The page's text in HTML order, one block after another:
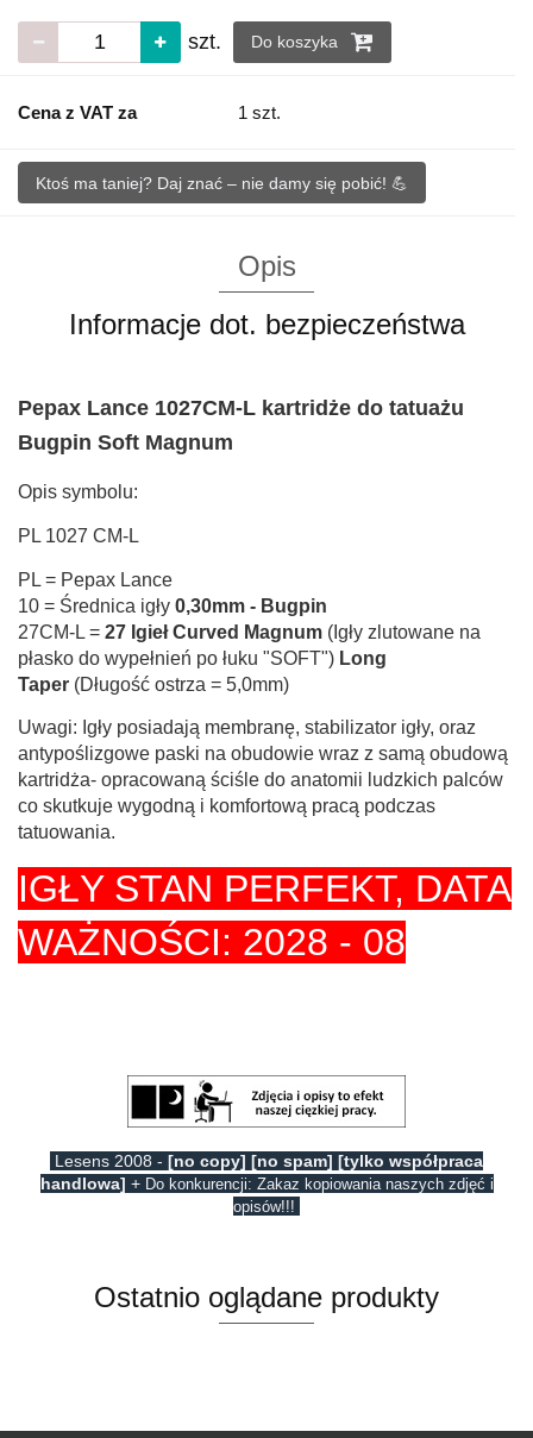
szt. Do koszyka
Cena z VAT za 1 szt.
Ktoś ma taniej? Daj znać – nie damy się pobić! 💪
Opis
Informacje dot. bezpieczeństwa
Pepax Lance 1027CM-L kartridże do tatuażu
Bugpin Soft Magnum
Opis symbolu:
PL 1027 CM-L
PL = Pepax Lance
10 = Średnica igły 0,30mm - Bugpin
27CM-L = 27 Igieł Curved Magnum (Igły zlutowane na
płasko do wypełnień po łuku "SOFT") Long
Taper (Długość ostrza = 5,0mm)
Uwagi: Igły posiadają membranę, stabilizator igły, oraz
antypoślizgowe paski na obudowie wraz z samą obudową
kartridża- opracowaną ściśle do anatomii ludzkich palców
co skutkuje wygodną i komfortową pracą podczas
tatuowania.
IGŁY STAN PERFEKT, DATA
WAŻNOŚCI: 2028 - 08
Lesens 2008 - [no copy] [no spam] [tylko współpraca
handlowa] + Do konkurencji: Zakaz kopiowania naszych zdjęć i
opisów!!!
Ostatnio oglądane produkty